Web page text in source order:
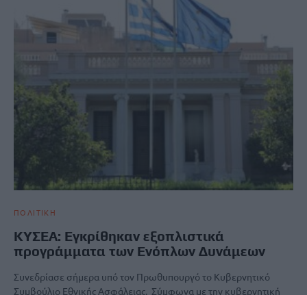
ΠΟΛΙΤΙΚΗ
ΚΥΣΕΑ: Εγκρίθηκαν εξοπλιστικά
προγράμματα των Ενόπλων Δυνάμεων
Συνεδρίασε σήμερα υπό τον Πρωθυπουργό το Κυβερνητικό
Συμβούλιο Εθνικής Ασφάλειας. Σύμφωνα με την κυβερνητική